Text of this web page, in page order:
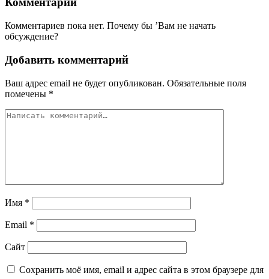
Комментариев пока нет. Почему бы ’Вам не начать
обсуждение?
Добавить комментарий
Ваш адрес email не будет опубликован. Обязательные поля
помечены *
Имя *
Email *
Сайт
Сохранить моё имя, email и адрес сайта в этом браузере для